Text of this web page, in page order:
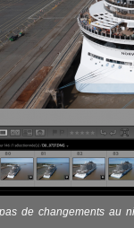
de changements au